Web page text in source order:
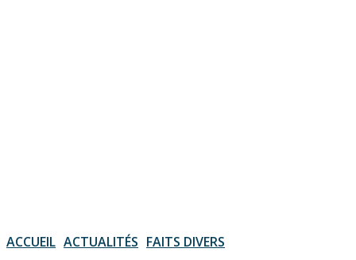
ACCUEIL ACTUALITÉS FAITS DIVERS